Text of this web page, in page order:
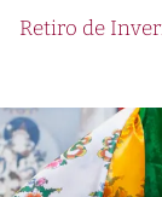
Retiro de